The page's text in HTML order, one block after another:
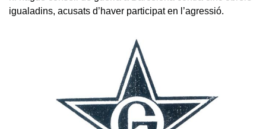
igualadins, acusats d’haver participat en l’agressió.